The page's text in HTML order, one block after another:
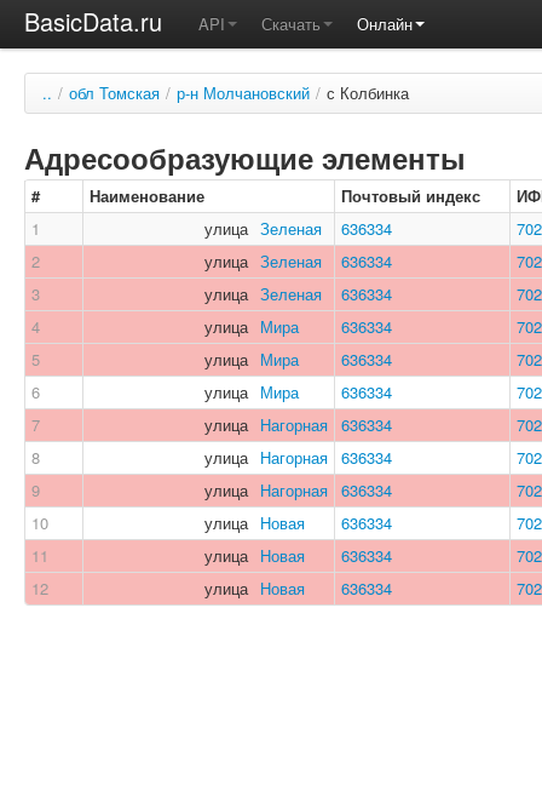
BasicData.ru API Скачать Онлайн
.. / обл Томская / р-н Молчановский / с Колбинка
Адресообразующие элементы
# Наименование Почтовый индекс
1
улица Зеленая 636334
2
улица Зеленая 636334
3
улица Зеленая 636334
4
улица Мира 636334
5
улица Мира 636334
6
улица Мира 636334
7
улица Нагорная 636334
8
улица Нагорная 636334
9
улица Нагорная 636334
10
улица Новая 636334
11
улица Новая 636334
12
улица Новая 636334